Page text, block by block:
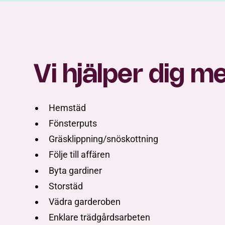
Vi hjälper dig
Hemstäd
Fönsterputs
Gräsklippning/snöskottning
Följe till affären
Byta gardiner
Storstäd
Vädra garderoben
Enklare trädgårdsarbeten